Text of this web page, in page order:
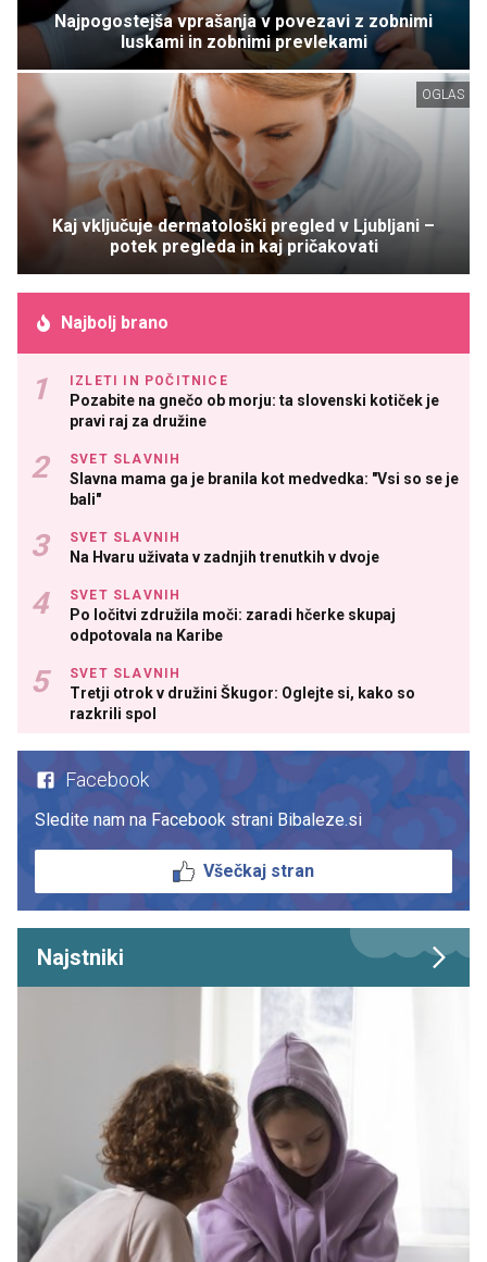
Najpogostejša vprašanja v povezavi z zobnimi
luskami in zobnimi prevlekami
OGLAS
Kaj vključuje dermatološki pregled v Ljubljani –
potek pregleda in kaj pričakovati
Najbolj brano
IZLETI IN POČITNICE
Pozabite na gnečo ob morju: ta slovenski kotiček je
pravi raj za družine
SVET SLAVNIH
Slavna mama ga je branila kot medvedka: "Vsi so se je
bali"
SVET SLAVNIH
Na Hvaru uživata v zadnjih trenutkih v dvoje
SVET SLAVNIH
Po ločitvi združila moči: zaradi hčerke skupaj
odpotovala na Karibe
SVET SLAVNIH
Tretji otrok v družini Škugor: Oglejte si, kako so
razkrili spol
Facebook
Sledite nam na Facebook strani Bibaleze.si
Všečkaj stran
Najstniki